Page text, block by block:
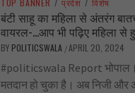
TOP BANNER / प्रदेश / विशेष
बंटी साहू का महिला से अंतरंग
वायरल-…आप भी पढ़िए महिला से
BY POLITICSWALA /APRIL 20, 2024
#politicswala Report भोपाल।
मतदान हो चुका है। अब निजी और